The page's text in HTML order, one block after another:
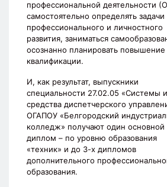
профессиональной деятельности
самостоятельно определять задачи
профессионального и личностного
развития, заниматься
осознанно планировать повышение
квалификации.
И, как результат, выпускники
специальности 27.02.05 «Системы и
средства диспетчерского
ОГАПОУ «Белгородский
колледж» получают один основной
диплом – по уровню образования
«техник» и до 3-х дипломов
дополнительного
образования.